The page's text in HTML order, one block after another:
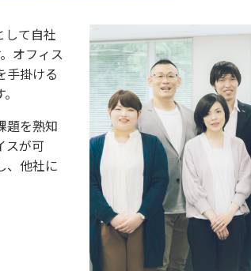
して自社
オフィス
手掛ける
題を熟知
スが可
、他社に